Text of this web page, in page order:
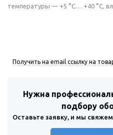
температуры — +5 °C… +40 °C,
Получить на email ссылку на
Нужна
подбору
Оставьте заявку, и мы